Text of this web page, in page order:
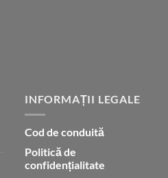
INFORMAȚII LEGALE
Cod de conduită
Politică de
confidențialitate